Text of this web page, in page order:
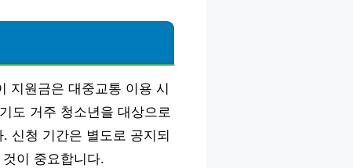
지원금은 대중교통 이용 시
도 거주 청소년을 대상으로
신청 기간은 별도로 공지되
이 중요합니다.